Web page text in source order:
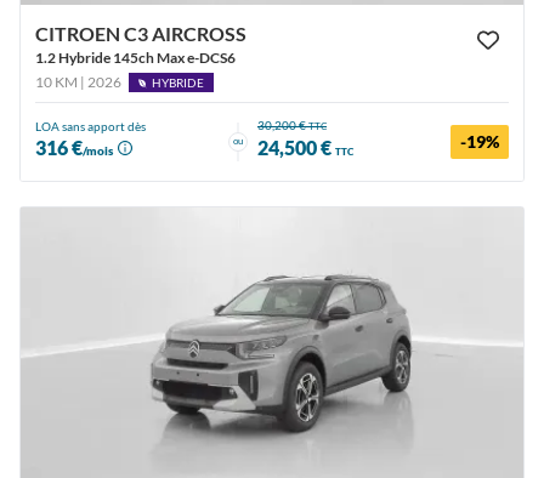
CITROEN C3 AIRCROSS
1.2 Hybride 145ch Max e-DCS6
10 KM | 2026
HYBRIDE
LOA sans apport dès
316 €/mois
ou
30,200 €TTC
24,500 € TTC -19%